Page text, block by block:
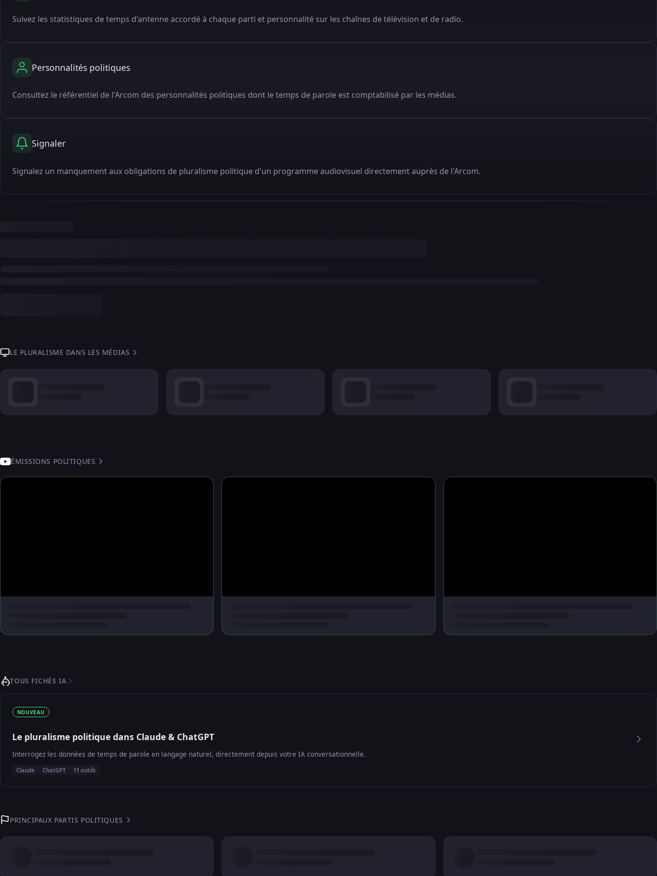
Suivez les statistiques de temps d'antenne accordé à chaque parti et personnalité sur les chaînes de télévision et de radio.
Personnalités politiques
Consultez le référentiel de l'Arcom des personnalités politiques dont le temps de parole est comptabilisé par les médias.
Signaler
Signalez un manquement aux obligations de pluralisme politique d'un programme audiovisuel directement auprès de l'Arcom.
LE PLURALISME DANS LES MÉDIAS
ÉMISSIONS POLITIQUES
TOUS FICHÉS IA
NOUVEAU
Le pluralisme politique dans Claude & ChatGPT
Interrogez les données de temps de parole en langage naturel, directement depuis votre IA conversationnelle.
Claude ChatGPT 11 outils
PRINCIPAUX PARTIS POLITIQUES